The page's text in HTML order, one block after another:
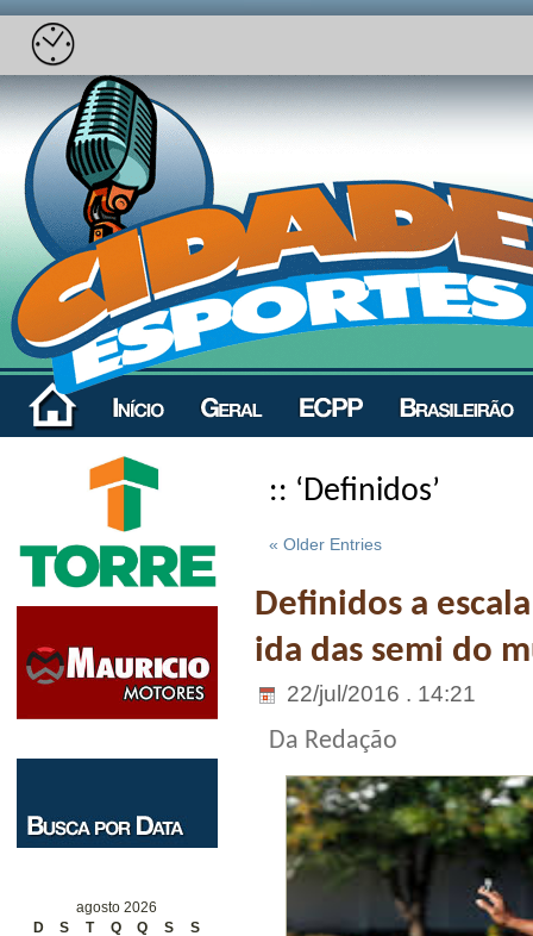
agosto 2026
D
S T Q Q S S
:: ‘Definidos’
« Older Entries
Definidos a
ida das semi do
22/jul/2016 . 14:21
Da Redação